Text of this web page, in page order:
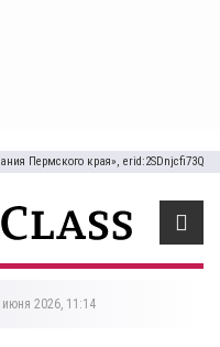
Пермского края», erid:2SDnjcfi73Q
июня 2026, 11:14